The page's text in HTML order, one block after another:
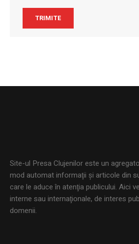
Site-ul Presa Clujenilor este un
mod automat informaţii şi articole din
care le aduce în atenţia publicului. Aici
interne sau internaţionale, de interes
domenii.